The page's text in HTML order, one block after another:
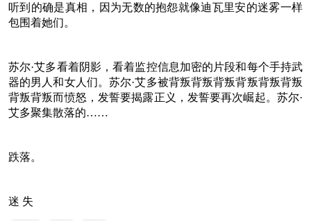
听到的确是真相，因为无数的抱怨就像迪瓦里安的迷雾一样
包围着她们。
苏尔·艾多看着阴影，看着监控信息加密的片段和每个手持武
器的男人和女人们。苏尔·艾多被背叛背叛背叛背叛背叛背叛
背叛背叛而愤怒，发誓要揭露正义，发誓要再次崛起。苏尔·
艾多聚集散落的……
跌落。
迷 失